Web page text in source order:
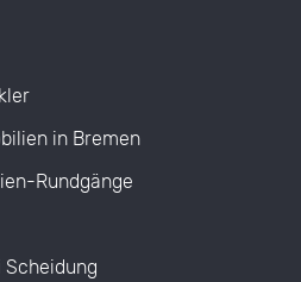
in Bremen
Rundgänge